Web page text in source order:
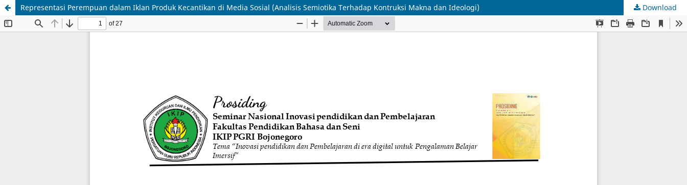
Representasi Perempuan dalam Iklan Produk Kecantikan di Media Sosial (Analisis Semiotika Terhadap Kontruksi Makna dan Ideologi) Download